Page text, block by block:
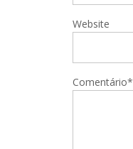
Website
Comentário*